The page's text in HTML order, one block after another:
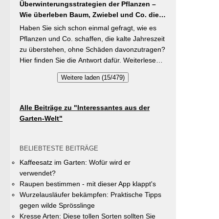
brauchen Stangenbohnen im Gegensatz zu
Buschbohnen eine moderierte Düngung
während der Wachstumsphase. Besonderes
Detail: Bohnen gehen Symbiosen mit
Knöllchenbakterien ein, die Stickstoff aus der
Luft binden – Vorfrucht-Wirkung für das
Vielfalt im Gemeindegebiet zu fördern und
gleichzeitig durch die Entsiegelung von
Privatflächen einen aktiven Beitrag zur
Verbesserung des Ortsklimas zu leisten.
Warum? Entsiegelte Flächen helfen… Hitze zu
reduzieren Regenwasser besser zu speichern
zu gestalten. Insgesamt drei Gärten werden
aus Vertretern der Gemeinde Unterhaching
sowie des Gartenbauvereins Unterhaching
jeweils einen Gutschein von Pflanzen-Kölle
Insektenhotel und eine Urkunde. Die
Teilnahmebedingungen, Bewertungskriterien
und das Anmeldeformular siehe auf den Seiten
der Gemeinde Unterhaching (Termin
abgelaufen).
Überwinterungsstrategien der Pflanzen –
Wie überleben Baum, Zwiebel und Co. die
kalte Jahreszeit?
Haben Sie sich schon einmal gefragt, wie es
Pflanzen und Co. schaffen, die kalte Jahreszeit
zu überstehen, ohne Schäden davonzutragen?
Hier finden Sie die Antwort dafür. Weiterlesen
bei „GartenTipps“
Weitere laden (15/479)
Alle Beiträge zu "Interessantes aus der
Garten-Welt"
BELIEBTESTE BEITRÄGE
Kaffeesatz im Garten: Wofür wird er
verwendet?
Raupen bestimmen - mit dieser App klappt's
Wurzelausläufer bekämpfen: Praktische Tipps
gegen wilde Sprösslinge
Kresse Arten: Diese tollen Sorten sollten Sie